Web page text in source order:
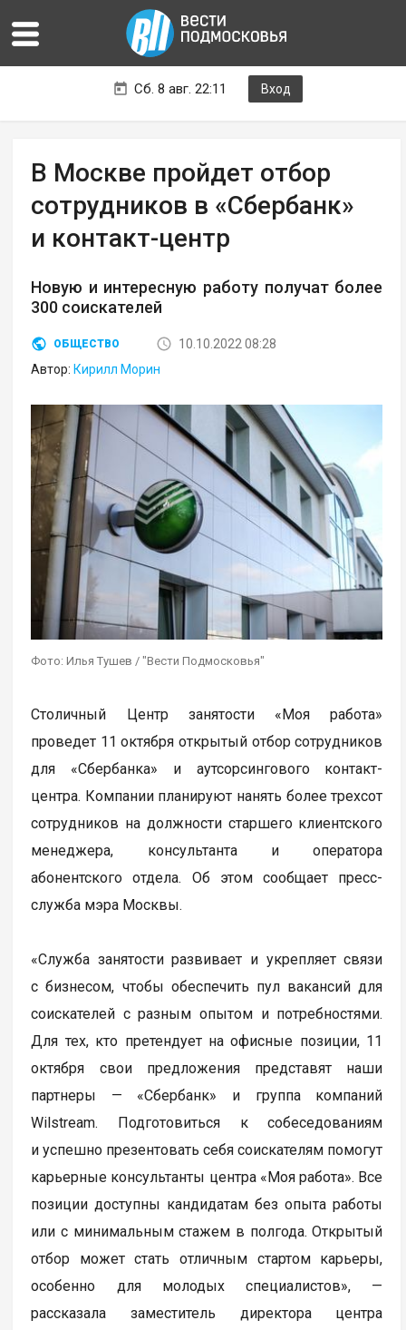
Сб. 8 авг. 22:11 Вход
В Москве пройдет отбор
сотрудников в «Сбербанк»
и контакт-центр
Новую и интересную работу получат более
300 соискателей
ОБЩЕСТВО
10.10.2022 08:28
Автор: Кирилл Морин
Фото: Илья Тушев / "Вести Подмосковья"
Столичный Центр занятости «Моя работа»
проведет 11 октября открытый отбор сотрудников
для «Сбербанка» и аутсорсингового контакт-
центра. Компании планируют нанять более трехсот
сотрудников на должности старшего клиентского
менеджера, консультанта и оператора
абонентского отдела. Об этом сообщает пресс-
служба мэра Москвы.
«Служба занятости развивает и укрепляет связи
с бизнесом, чтобы обеспечить пул вакансий для
соискателей с разным опытом и потребностями.
Для тех, кто претендует на офисные позиции, 11
октября свои предложения представят наши
партнеры — «Сбербанк» и группа компаний
Wilstream. Подготовиться к собеседованиям
и успешно презентовать себя соискателям помогут
карьерные консультанты центра «Моя работа». Все
позиции доступны кандидатам без опыта работы
или с минимальным стажем в полгода. Открытый
отбор может стать отличным стартом карьеры,
особенно для молодых специалистов», —
рассказала заместитель директора центра